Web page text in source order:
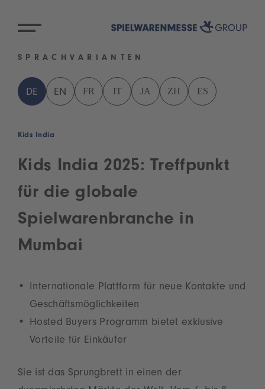
SPRACHVARIANTEN
DE EN FR IT JA ZH ES
Kids India
Kids India 2025: Treffpunkt
für die globale
Spielwarenbranche in
Mumbai
Internationale Plattform für neue Kontakte und
Geschäftsmöglichkeiten
Hosted Buyers Programm bietet exklusive
Vorteile für Einkäufer
Sie ist das Sprungbrett in einen der